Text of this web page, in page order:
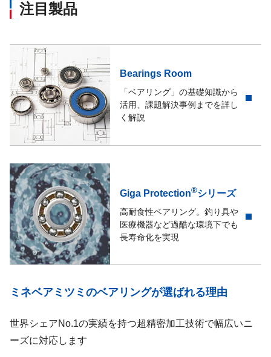
注目製品
Bearings Room
「ベアリング」の基礎知識から
活用、課題解決事例までを詳し
く解説
Giga Protection®シリーズ
高耐食性ベアリング。釣り具や
医療機器など過酷な環境下でも
長寿命化を実現
ミネベアミツミのベアリングが選ばれる理由
世界シェアNo.1の実績を持つ超精密加工技術で幅広いニ
ーズに対応します